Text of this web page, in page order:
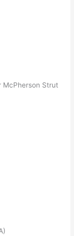
McPherson Strut